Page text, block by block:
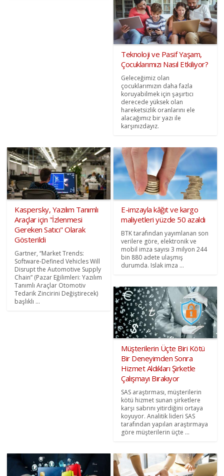
Teknoloji ve Pasif Yaşam,
Çocuklarımızı Nasıl Etkiliyor?
Geleceğimiz olan
çocuklarımızın daha fazla
koruyabilmek için şaşırtıcı
derecede yüksek olan
hareketsizlik oranlarını ele
alacağımız bir yazı ile
karşınızdayız.
Kaspersky, Yazılım Tanımlı
Araçlar için "İzlenmesi
Gereken Satıcı" Olarak
Gösterildi
Gartner, “Market Trends:
Software-Defined Vehicles Will
Disrupt the Automotive Supply
Chain” (Pazar Eğilimleri: Yazılım
Tanımlı Araçlar Otomotiv
Tedarik Zincirini Değiştirecek)
başlıklı ...
E-imzayla kâğıt ve kargo
maliyetleri yüzde 50 azaldı
BTK tarafından yayımlanan son
verilere göre, elektronik ve
mobil imza sayısı 3 milyon 244
bin 880 adete ulaşmış
durumda. Islak imza ...
Müşterilerin Üçte Biri Kötü
Bir Deneyimden Sonra
Hizmet Aldıkları Şirketle
Çalışmayı Bırakıyor
SAS araştırması, müşterilerin
kötü hizmet sunan şirketlere
karşı sabrını yitirdiğini ortaya
koyuyor. Analitik lideri SAS
tarafından yapılan araştırmaya
göre müşterilerin üçte ...